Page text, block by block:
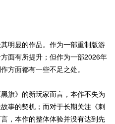
明显的作品。作为一部重制版游
面有所提升；但作为一部2026年
方面都有一些不足之处。
旗》的新玩家而言，本作不失为
事的契机；而对于长期关注《刺
，本作的整体体验并没有达到先